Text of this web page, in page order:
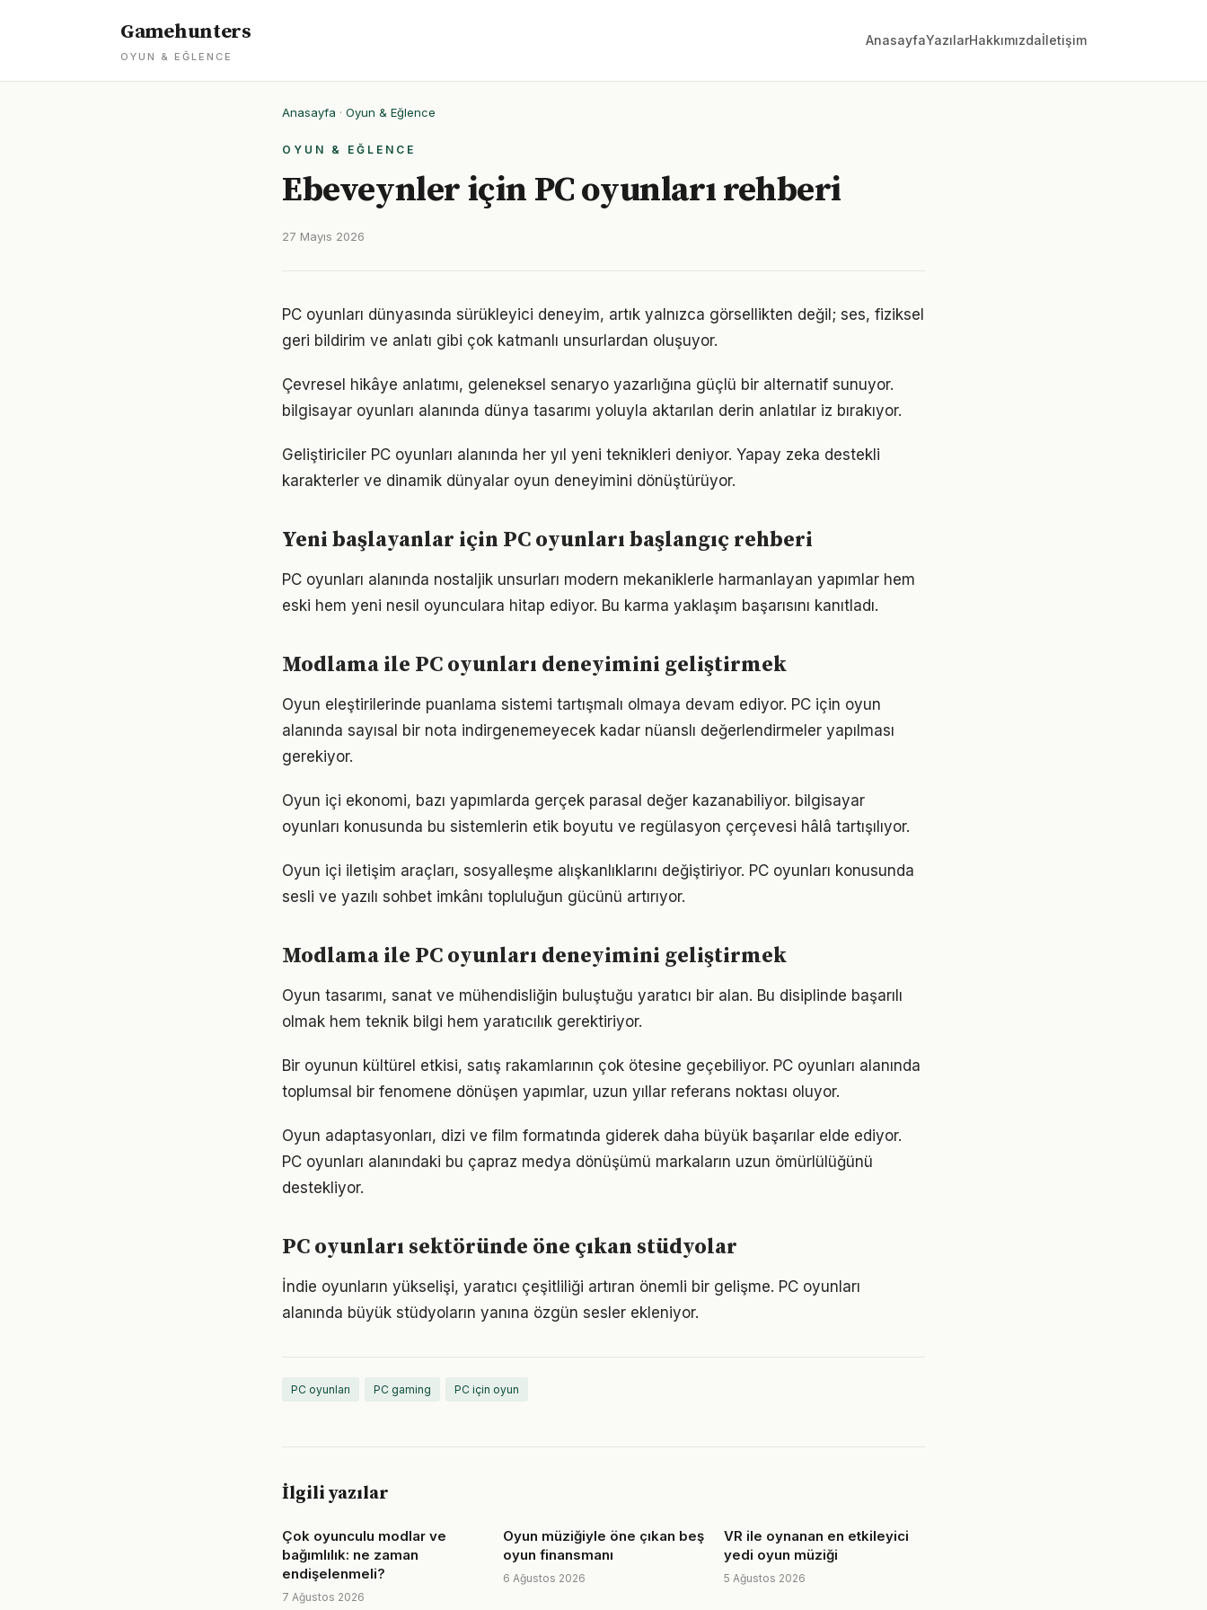
Gamehunters
OYUN & EĞLENCE
AnasayfaYazılarHakkımızdaİletişim
Anasayfa · Oyun & Eğlence
OYUN & EĞLENCE
Ebeveynler için PC oyunları rehberi
27 Mayıs 2026
PC oyunları dünyasında sürükleyici deneyim, artık yalnızca görsellikten değil; ses, fiziksel
geri bildirim ve anlatı gibi çok katmanlı unsurlardan oluşuyor.
Çevresel hikâye anlatımı, geleneksel senaryo yazarlığına güçlü bir alternatif sunuyor.
bilgisayar oyunları alanında dünya tasarımı yoluyla aktarılan derin anlatılar iz bırakıyor.
Geliştiriciler PC oyunları alanında her yıl yeni teknikleri deniyor. Yapay zeka destekli
karakterler ve dinamik dünyalar oyun deneyimini dönüştürüyor.
Yeni başlayanlar için PC oyunları başlangıç rehberi
PC oyunları alanında nostaljik unsurları modern mekaniklerle harmanlayan yapımlar hem
eski hem yeni nesil oyunculara hitap ediyor. Bu karma yaklaşım başarısını kanıtladı.
Modlama ile PC oyunları deneyimini geliştirmek
Oyun eleştirilerinde puanlama sistemi tartışmalı olmaya devam ediyor. PC için oyun
alanında sayısal bir nota indirgenemeyecek kadar nüanslı değerlendirmeler yapılması
gerekiyor.
Oyun içi ekonomi, bazı yapımlarda gerçek parasal değer kazanabiliyor. bilgisayar
oyunları konusunda bu sistemlerin etik boyutu ve regülasyon çerçevesi hâlâ tartışılıyor.
Oyun içi iletişim araçları, sosyalleşme alışkanlıklarını değiştiriyor. PC oyunları konusunda
sesli ve yazılı sohbet imkânı topluluğun gücünü artırıyor.
Modlama ile PC oyunları deneyimini geliştirmek
Oyun tasarımı, sanat ve mühendisliğin buluştuğu yaratıcı bir alan. Bu disiplinde başarılı
olmak hem teknik bilgi hem yaratıcılık gerektiriyor.
Bir oyunun kültürel etkisi, satış rakamlarının çok ötesine geçebiliyor. PC oyunları alanında
toplumsal bir fenomene dönüşen yapımlar, uzun yıllar referans noktası oluyor.
Oyun adaptasyonları, dizi ve film formatında giderek daha büyük başarılar elde ediyor.
PC oyunları alanındaki bu çapraz medya dönüşümü markaların uzun ömürlülüğünü
destekliyor.
PC oyunları sektöründe öne çıkan stüdyolar
İndie oyunların yükselişi, yaratıcı çeşitliliği artıran önemli bir gelişme. PC oyunları
alanında büyük stüdyoların yanına özgün sesler ekleniyor.
PC oyunları PC gaming PC için oyun
İlgili yazılar
Çok oyunculu modlar ve
bağımlılık: ne zaman
endişelenmeli?
7 Ağustos 2026
Oyun müziğiyle öne çıkan beş
oyun finansmanı
6 Ağustos 2026
VR ile oynanan en etkileyici
yedi oyun müziği
5 Ağustos 2026